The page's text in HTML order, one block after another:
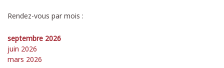
Rendez-vous par mois :
septembre 2026
juin 2026
mars 2026